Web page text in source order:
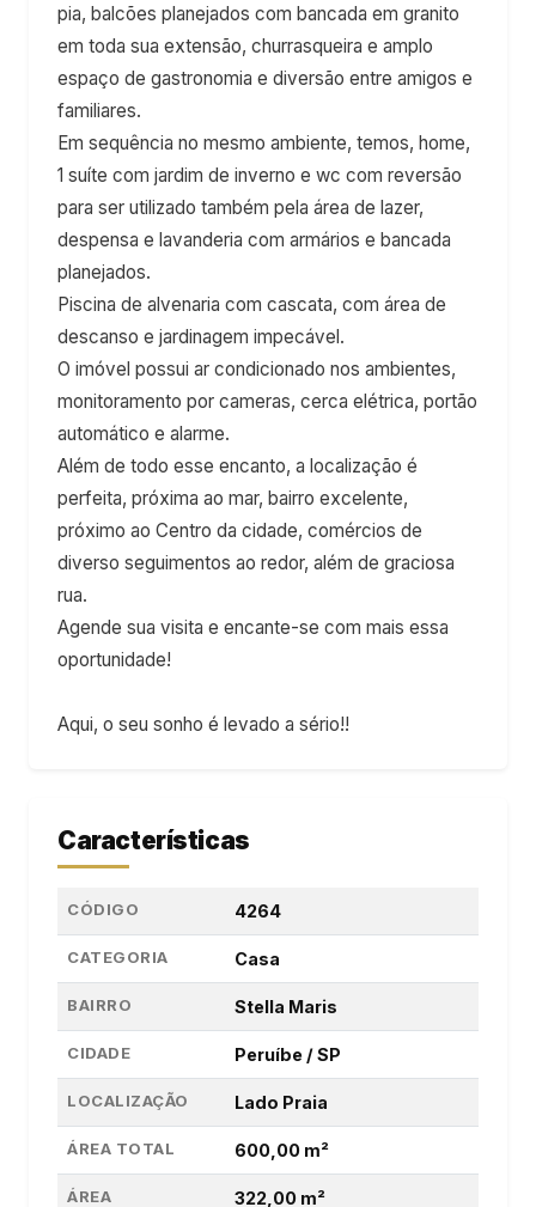
pia, balcões planejados com bancada em granito
em toda sua extensão, churrasqueira e amplo
espaço de gastronomia e diversão entre amigos e
familiares.
Em sequência no mesmo ambiente, temos, home,
1 suíte com jardim de inverno e wc com reversão
para ser utilizado também pela área de lazer,
despensa e lavanderia com armários e bancada
planejados.
Piscina de alvenaria com cascata, com área de
descanso e jardinagem impecável.
O imóvel possui ar condicionado nos ambientes,
monitoramento por cameras, cerca elétrica, portão
automático e alarme.
Além de todo esse encanto, a localização é
perfeita, próxima ao mar, bairro excelente,
próximo ao Centro da cidade, comércios de
diverso seguimentos ao redor, além de graciosa
rua.
Agende sua visita e encante-se com mais essa
oportunidade!
Aqui, o seu sonho é levado a sério!!
Características
CÓDIGO 4264
CATEGORIA Casa
BAIRRO Stella Maris
CIDADE Peruíbe / SP
LOCALIZAÇÃO Lado Praia
ÁREA TOTAL 600,00 m²
ÁREA 322,00 m²